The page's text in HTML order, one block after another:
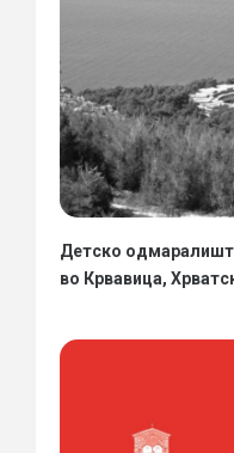
Детско
во Крвавица,